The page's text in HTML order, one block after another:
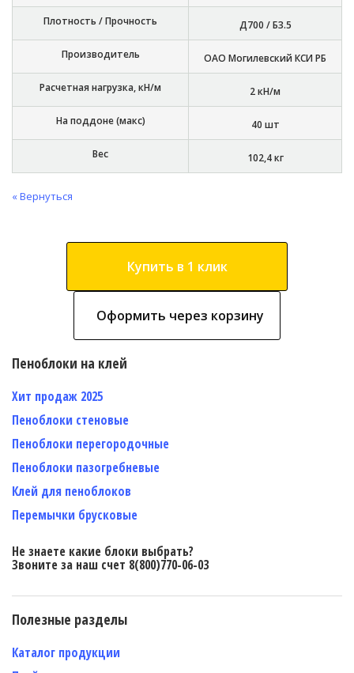
Плотность / Прочность Д700 / Б3.5
Производитель ОАО Могилевский КСИ РБ
Расчетная нагрузка, кН/м 2 кН/м
На поддоне (макс) 40 шт
Вес 102,4 кг
« Вернуться
Купить в 1 клик
Оформить через корзину
Пеноблоки на клей
Хит продаж 2025
Пеноблоки стеновые
Пеноблоки перегородочные
Пеноблоки пазогребневые
Клей для пеноблоков
Перемычки брусковые
Не знаете какие блоки выбрать?
Звоните за наш счет 8(800)770-06-03
Полезные разделы
Каталог продукции